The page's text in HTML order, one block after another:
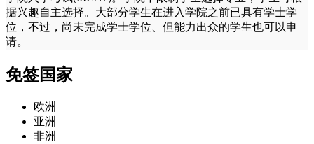
据兴趣自主选择。大部分学生在进入学院之前已具有学士学
位，不过，尚未完成学士学位、但能力出众的学生也可以申
请。
免签国家
欧洲
亚洲
非洲